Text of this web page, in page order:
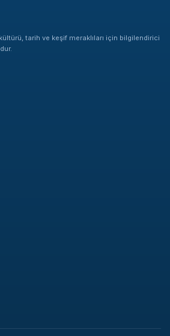
tarih ve keşif meraklıları için bilgilendirici